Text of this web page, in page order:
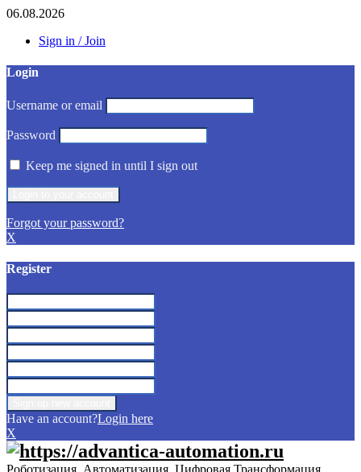
06.08.2026
Sign in / Join
Login
Username or email
Password
Keep me signed in until I sign out
Forgot your password?
X
Register
Have an account?Login here
X
Роботизация, Автоматизация, Цифровая Трансформация,